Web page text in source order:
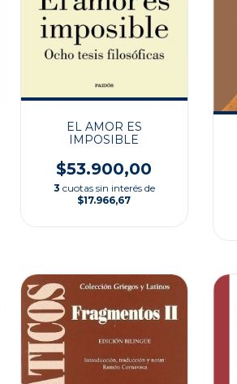
EL AMOR ES
IMPOSIBLE
$53.900,00
3 cuotas sin interés de
$17.966,67